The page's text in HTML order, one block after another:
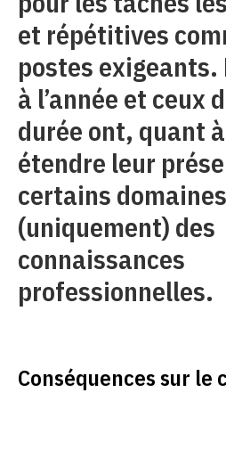
et répétitives
postes
à l’année et ceux
durée ont, quant
étendre leur
certains
(uniquement) des
connaissances
professionnelles.
Conséquences sur le